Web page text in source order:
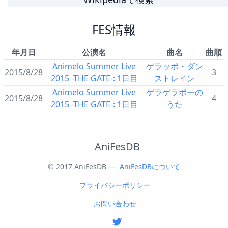
FES情報
年月日 公演名 曲名
曲順
2015/8/28
Animelo Summer Live
2015 -THE GATE-: 1日目
ゲラッポ・ダン
ストレイン
3
2015/8/28
Animelo Summer Live
2015 -THE GATE-: 1日目
ゲラゲラポーの
うた
4
AniFesDB
© 2017 AniFesDB — AniFesDBについて
プライバシーポリシー
お問い合わせ